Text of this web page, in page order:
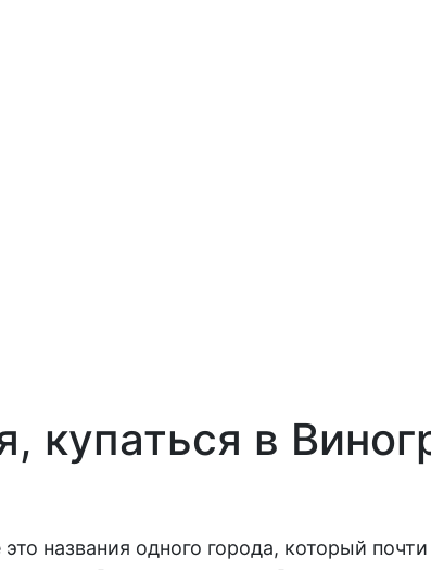
купаться в
названия одного города, который